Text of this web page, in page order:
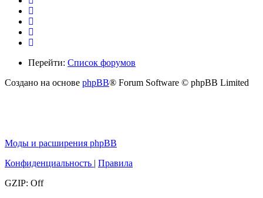
Перейти: Список форумов
Создано на основе phpBB® Forum Software © phpBB Limited
Моды и расширения phpBB
Конфиденциальность | Правила
GZIP: Off